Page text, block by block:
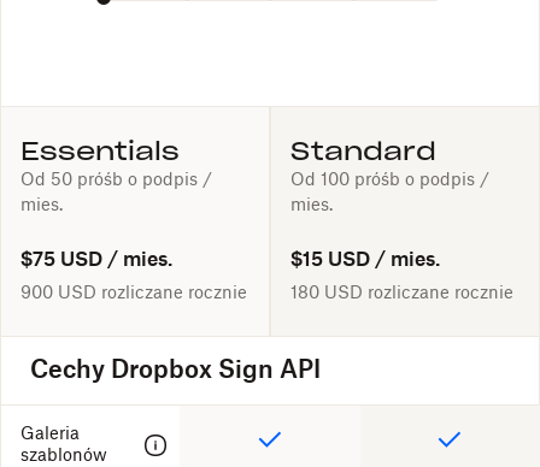
Essentials
Od 50 próśb o podpis /
mies.
$75 USD / mies.
900 USD rozliczane rocznie
Standard
Od 100 próśb o podpis /
mies.
$15 USD / mies.
180 USD rozliczane rocznie
Cechy Dropbox Sign API
Galeria
szablonów